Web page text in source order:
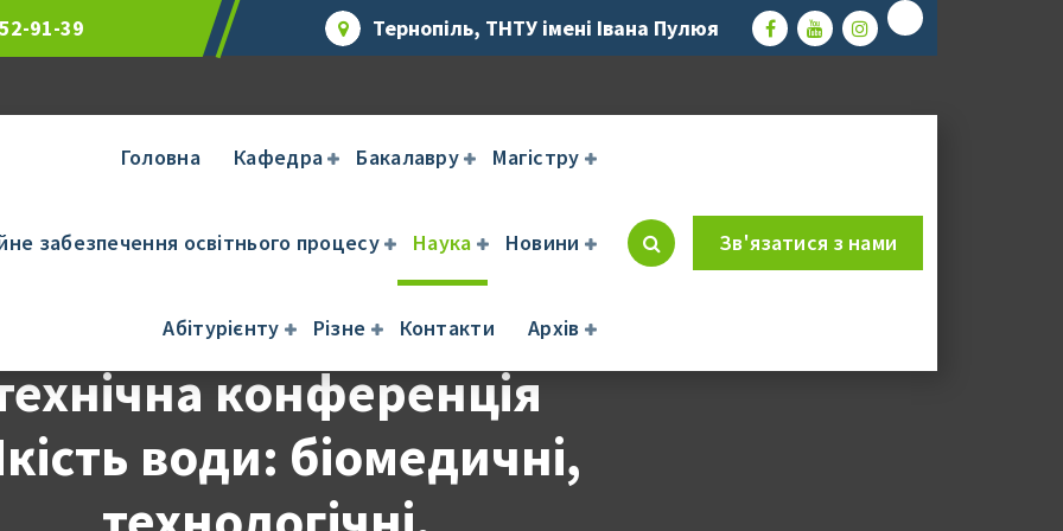
91-39 Тернопіль, ТНТУ імені Івана Пулюя
Головна Кафедра Бакалавру Магістру
забезпечення освітнього процесу Наука Новини
Абітурієнту Різне Контакти Архів
Зв'язатися з нами
II Міжнародна науково-
конференція
води: біомедичні,